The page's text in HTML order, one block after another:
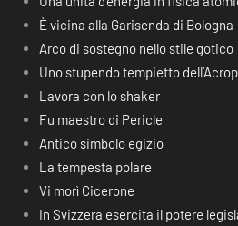
È vicina alla Garisenda di Bologna
Arco di sostegno nello stile gotico
Uno stupendo tempietto
Lavora con lo shaker
Fu maestro di Pericle
Antico simbolo egizio
La tempesta polare
Vi morì Cicerone
In Svizzera esercita il potere